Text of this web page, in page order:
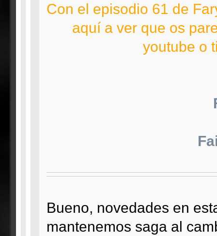
Con el episodio 61 de
aquí a ver que os
youtube o
Bueno, novedades en
mantenemos saga al